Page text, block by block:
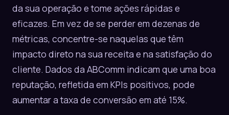
da sua operação e tome ações rápidas e
eficazes. Em vez de se perder em dezenas de
métricas, concentre-se naquelas que têm
impacto direto na sua receita e na satisfação do
cliente. Dados da ABComm indicam que uma boa
reputação, refletida em KPIs positivos, pode
aumentar a taxa de conversão em até 15%.